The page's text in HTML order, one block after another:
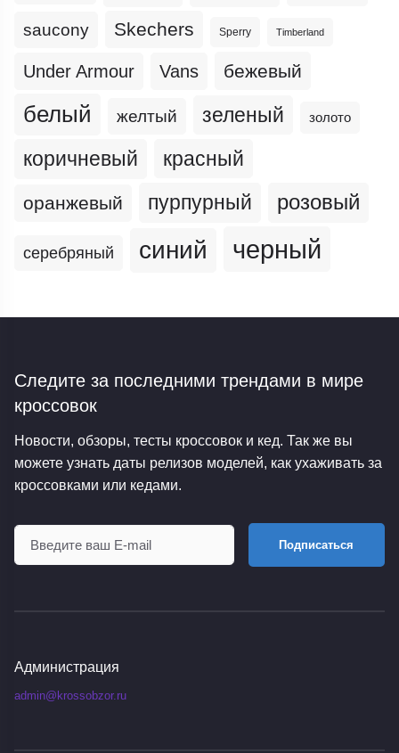
saucony Skechers Sperry Timberland
Under Armour Vans бежевый
белый желтый зеленый золото
коричневый красный
оранжевый пурпурный розовый
серебряный синий черный
Следите за последними трендами в мире
кроссовок
Новости, обзоры, тесты кроссовок и кед. Так же вы
можете узнать даты релизов моделей, как ухаживать за
кроссовками или кедами.
Подписаться
Администрация
admin@krossobzor.ru